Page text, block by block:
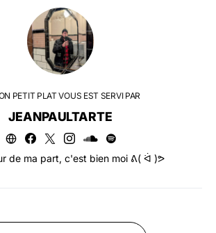
PETIT PLAT VOUS EST SERVI PAR
JEANPAULTARTE
de ma part, c'est bien moi ᕕ( ᐛ )ᕗ